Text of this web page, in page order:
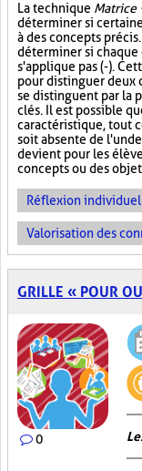
La technique Matrice
déterminer si
à des concepts
déterminer si chaque
s'applique pas (-).
pour distinguer deux
se distinguent par la
clés. Il est possible
caractéristique, tout
soit absente de l'un
devient pour les
concepts ou des
Réflexion
Valorisation des
GRILLE « POUR
0